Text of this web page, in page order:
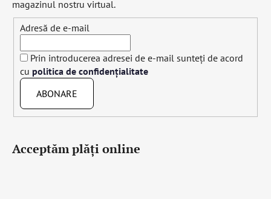
magazinul nostru virtual.
Adresă de e-mail
Prin introducerea adresei de e-mail sunteți de acord
cu politica de confidențialitate
ABONARE
Acceptăm plăţi online